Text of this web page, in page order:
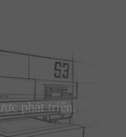
thứ ba đã được phát